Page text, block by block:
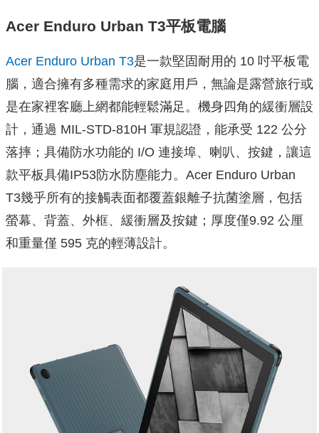
Acer Enduro Urban T3平板電腦
Acer Enduro Urban T3是一款堅固耐用的 10 吋平板電
腦，適合擁有多種需求的家庭用戶，無論是露營旅行或
是在家裡客廳上網都能輕鬆滿足。機身四角的緩衝層設
計，通過 MIL-STD-810H 軍規認證，能承受 122 公分
落摔；具備防水功能的 I/O 連接埠、喇叭、按鍵，讓這
款平板具備IP53防水防塵能力。Acer Enduro Urban
T3幾乎所有的接觸表面都覆蓋銀離子抗菌塗層，包括
螢幕、背蓋、外框、緩衝層及按鍵；厚度僅9.92 公厘
和重量僅 595 克的輕薄設計。